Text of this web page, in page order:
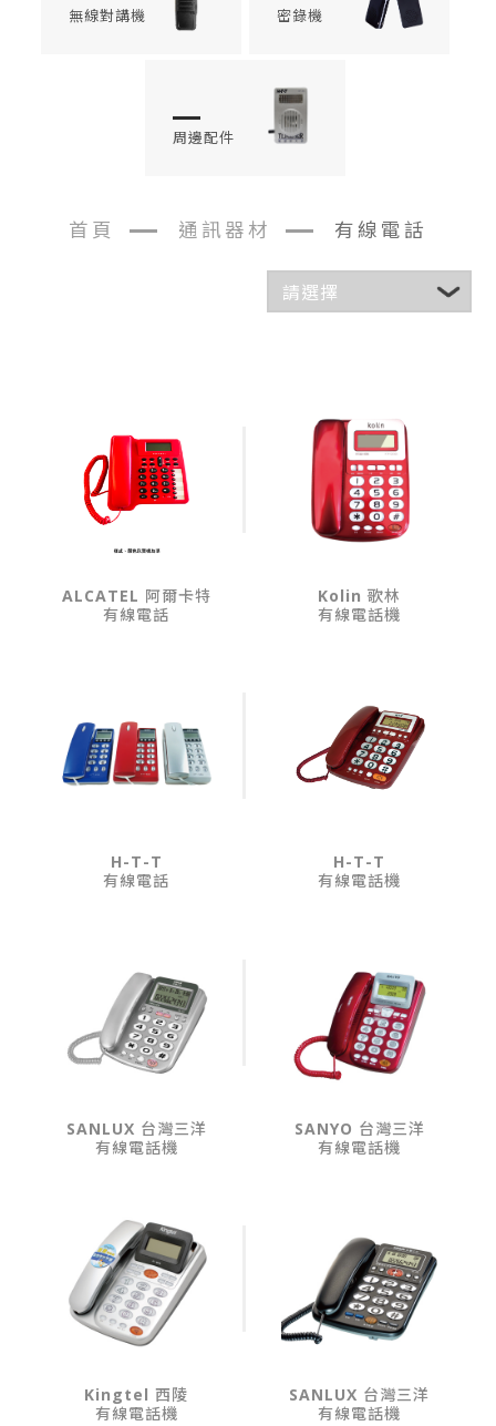
無線對講機 密錄機
周邊配件
首頁 通訊器材 有線電話
ALCATEL 阿爾卡特
有線電話
Kolin 歌林
有線電話機
H-T-T
有線電話
H-T-T
有線電話機
SANLUX 台灣三洋
有線電話機
SANYO 台灣三洋
有線電話機
Kingtel 西陵
有線電話機
SANLUX 台灣三洋
有線電話機